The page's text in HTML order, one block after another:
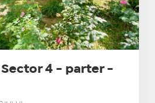
4 - parter -